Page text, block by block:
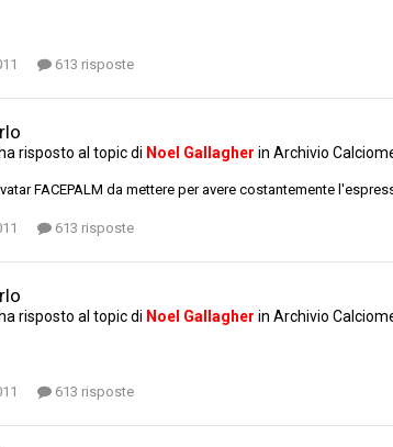
613 risposte
ha risposto al topic di Noel Gallagher in Archivio
FACEPALM da mettere per avere costantemente
613 risposte
ha risposto al topic di Noel Gallagher in Archivio
613 risposte